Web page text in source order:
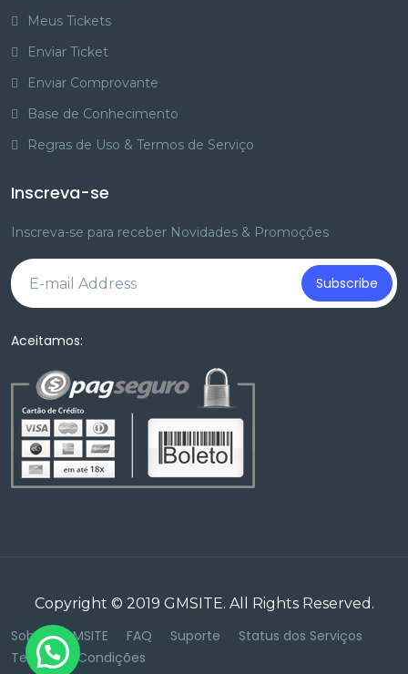
Meus Tickets
Enviar Ticket
Enviar Comprovante
Base de Conhecimento
Regras de Uso & Termos de Serviço
Inscreva-se
Inscreva-se para receber Novidades & Promoções
Subscribe
Aceitamos:
Copyright © 2019 GMSITE. All Rights Reserved.
Sobre a GMSITE FAQ Suporte
Status dos Serviços
Termos & Condições